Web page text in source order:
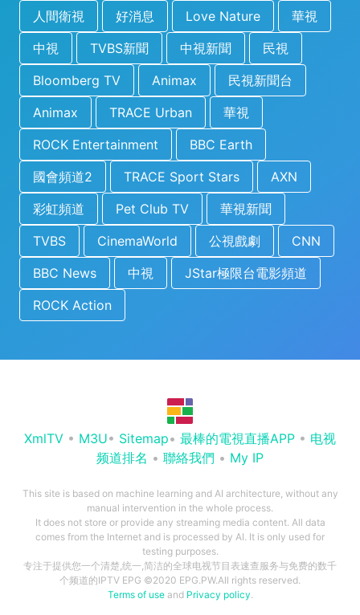
人間衛視 好消息 Love Nature
華視
中視
TVBS新聞 中視新聞
民視
Bloomberg TV
Animax
民視新聞台
Animax
TRACE Urban
華視
ROCK Entertainment
BBC Earth
國會頻道2
TRACE Sport Stars
AXN
彩虹頻道
Pet Club TV
華視新聞
TVBS
CinemaWorld 公視戲劇
CNN
BBC News
中視
JStar極限台電影頻道
ROCK Action
XmlTV • M3U• Sitemap• 最棒的電視直播APP • 电视
频道排名 • 聯絡我們 • My IP
This site is based on machine learning and AI architecture, without any
manual intervention in the whole process.
It does not store or provide any streaming media content. All data
comes from the Internet and is processed by AI. It is only used for
testing purposes.
专注于提供您一个清楚,统一,简洁的全球电视节目表速查服务与免费的数千
个频道的IPTV EPG ©2020 EPG.PW.All rights reserved.
Terms of useand Privacy policy.